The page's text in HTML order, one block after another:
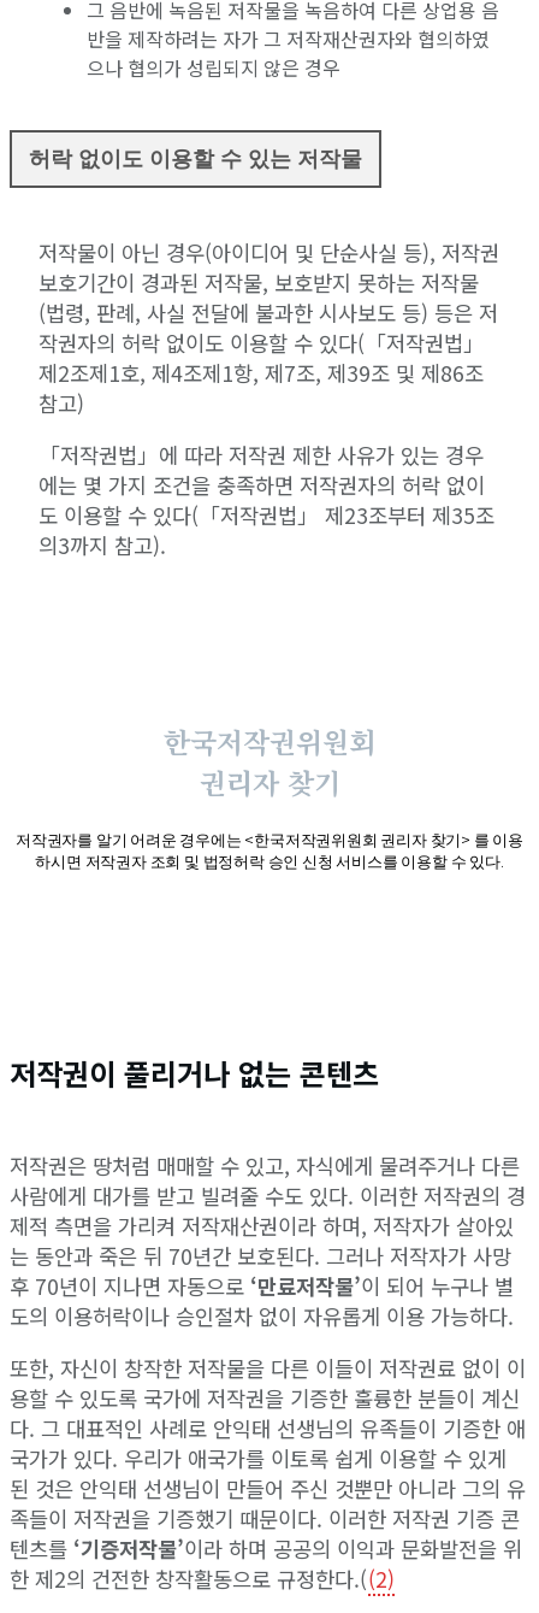
그 음반에 녹음된 저작물을 녹음하여 다른 상업용 음
반을 제작하려는 자가 그 저작재산권자와 협의하였
으나 협의가 성립되지 않은 경우
허락 없이도 이용할 수 있는 저작물
저작물이 아닌 경우(아이디어 및 단순사실 등), 저작권
보호기간이 경과된 저작물, 보호받지 못하는 저작물
(법령, 판례, 사실 전달에 불과한 시사보도 등) 등은 저
작권자의 허락 없이도 이용할 수 있다(「저작권법」
제2조제1호, 제4조제1항, 제7조, 제39조 및 제86조
참고)
「저작권법」에 따라 저작권 제한 사유가 있는 경우
에는 몇 가지 조건을 충족하면 저작권자의 허락 없이
도 이용할 수 있다(「저작권법」 제23조부터 제35조
의3까지 참고).
한국저작권위원회
권리자 찾기
저작권자를 알기 어려운 경우에는 <한국저작권위원회 권리자 찾기> 를 이용
하시면 저작권자 조회 및 법정허락 승인 신청 서비스를 이용할 수 있다.
저작권이 풀리거나 없는 콘텐츠
저작권은 땅처럼 매매할 수 있고, 자식에게 물려주거나 다른
사람에게 대가를 받고 빌려줄 수도 있다. 이러한 저작권의 경
제적 측면을 가리켜 저작재산권이라 하며, 저작자가 살아있
는 동안과 죽은 뒤 70년간 보호된다. 그러나 저작자가 사망
후 70년이 지나면 자동으로 ‘만료저작물’이 되어 누구나 별
도의 이용허락이나 승인절차 없이 자유롭게 이용 가능하다.
또한, 자신이 창작한 저작물을 다른 이들이 저작권료 없이 이
용할 수 있도록 국가에 저작권을 기증한 훌륭한 분들이 계신
다. 그 대표적인 사례로 안익태 선생님의 유족들이 기증한 애
국가가 있다. 우리가 애국가를 이토록 쉽게 이용할 수 있게
된 것은 안익태 선생님이 만들어 주신 것뿐만 아니라 그의 유
족들이 저작권을 기증했기 때문이다. 이러한 저작권 기증 콘
텐츠를 ‘기증저작물’이라 하며 공공의 이익과 문화발전을 위
한 제2의 건전한 창작활동으로 규정한다.((2)